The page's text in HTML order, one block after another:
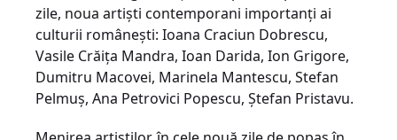
zile, noua artişti contemporani importanţi ai
culturii româneşti: Ioana Craciun Dobrescu,
Vasile Crăiţa Mandra, Ioan Darida, Ion Grigore,
Dumitru Macovei, Marinela Mantescu, Stefan
Pelmuş, Ana Petrovici Popescu, Ştefan Pristavu.